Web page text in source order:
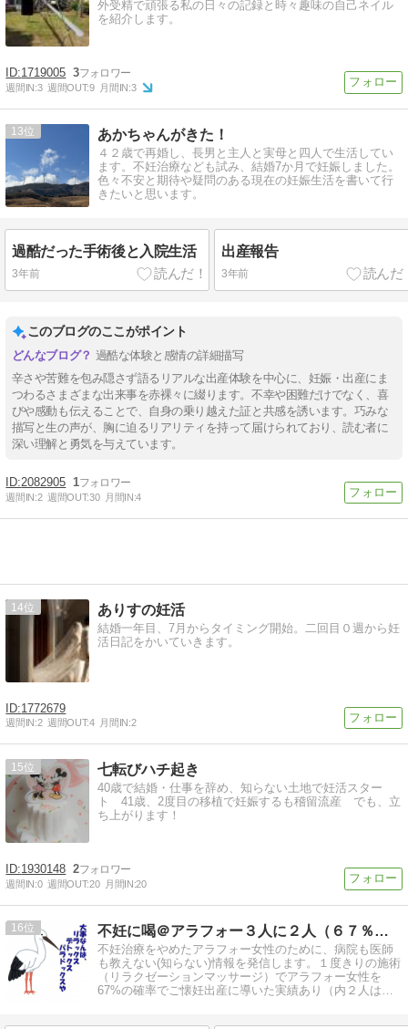
外受精で頑張る私の日々の記録と時々趣味の自己ネイル
を紹介します。
1719005 3
週間IN:3 週間OUT:9 月間IN:3
13 あかちゃんがきた！
４２歳で再婚し、長男と主人と実母と四人で生活してい
ます。不妊治療なども試み、結婚7か月で妊娠しました。
色々不安と期待や疑問のある現在の妊娠生活を書いて行
きたいと思います。
過酷だった手術後と入院生活
3年前
出産報告
3年前
このブログのここがポイント
過酷な体験と感情の詳細描写
辛さや苦難を包み隠さず語るリアルな出産体験を中心に、妊娠・出産にま
つわるさまざまな出来事を赤裸々に綴ります。不幸や困難だけでなく、喜
びや感動も伝えることで、自身の乗り越えた証と共感を誘います。巧みな
描写と生の声が、胸に迫るリアリティを持って届けられており、読む者に
深い理解と勇気を与えています。
2082905 1
週間IN:2 週間OUT:30 月間IN:4
14 ありすの妊活
結婚一年目、7月からタイミング開始。二回目０週から妊
活日記をかいていきます。
1772679
週間IN:2 週間OUT:4 月間IN:2
15 七転びハチ起き
40歳で結婚・仕事を辞め、知らない土地で妊活スター
ト 41歳、2度目の移植で妊娠するも稽留流産 でも、立
ち上がります！
1930148 2
週間IN:0 週間OUT:20 月間IN:20
16 不妊に喝＠アラフォー３人に２人（６７％）を妊娠出産に導いた人
不妊治療をやめたアラフォー女性のために、病院も医師
も教えない(知らない)情報を発信します。１度きりの施術
（リラクゼーションマッサージ）でアラフォー女性を
67%の確率でご懐妊出産に導いた実績あり（内２人は不